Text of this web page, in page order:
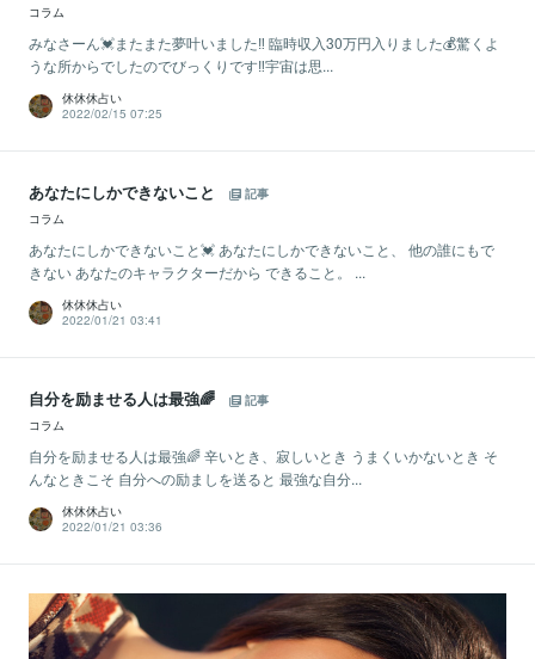
コラム
みなさーん💓またまた夢叶いました‼️ 臨時収入30万円入りました💰驚くよ
うな所からでしたのでびっくりです‼️宇宙は思...
休休休占い
2022/02/15 07:25
あなたにしかできないこと
記事
コラム
あなたにしかできないこと💓 あなたにしかできないこと、 他の誰にもで
きない あなたのキャラクターだから できること。 ...
休休休占い
2022/01/21 03:41
自分を励ませる人は最強🌈
記事
コラム
自分を励ませる人は最強🌈 辛いとき、寂しいとき うまくいかないとき そ
んなときこそ 自分への励ましを送ると 最強な自分...
休休休占い
2022/01/21 03:36